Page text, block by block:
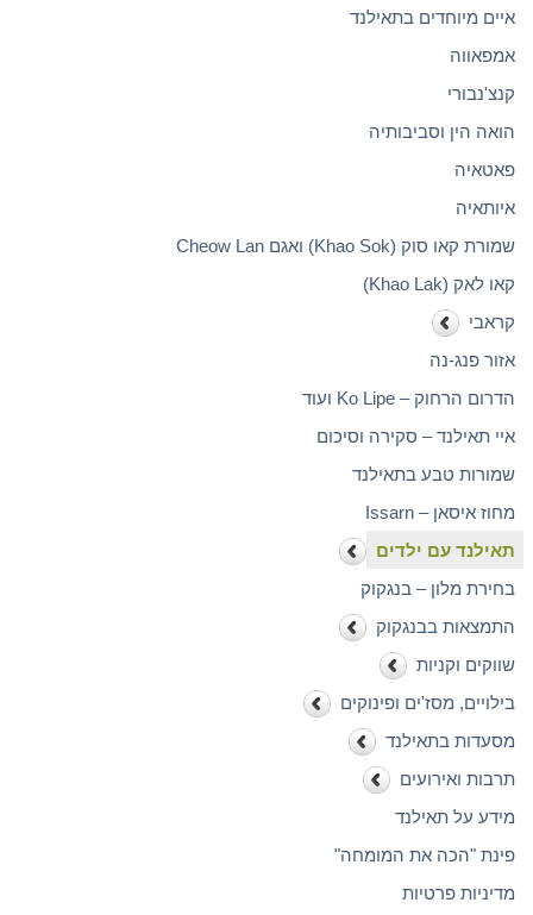
איים מיוחדים בתאילנד
אמפאווה
קנצ'נבורי
הואה הין וסביבותיה
פאטאיה
איותאיה
שמורת קאו סוק (Khao Sok) ואגם Cheow Lan
קאו לאק (Khao Lak)
קראבי
אזור פנג-נה
הדרום הרחוק – Ko Lipe ועוד
איי תאילנד – סקירה וסיכום
שמורות טבע בתאילנד
מחוז איסאן – Issarn
תאילנד עם ילדים
בחירת מלון – בנגקוק
התמצאות בבנגקוק
שווקים וקניות
בילויים, מסז'ים ופינוקים
מסעדות בתאילנד
תרבות ואירועים
מידע על תאילנד
פינת "הכה את המומחה"
מדיניות פרטיות